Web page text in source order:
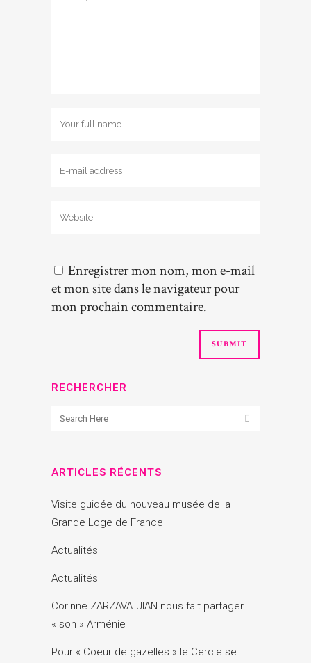
Enregistrer mon nom, mon e-mail
et mon site dans le navigateur pour
mon prochain commentaire.
RECHERCHER
ARTICLES RÉCENTS
Visite guidée du nouveau musée de la
Grande Loge de France
Actualités
Actualités
Corinne ZARZAVATJIAN nous fait partager
« son » Arménie
Pour « Coeur de gazelles » le Cercle se